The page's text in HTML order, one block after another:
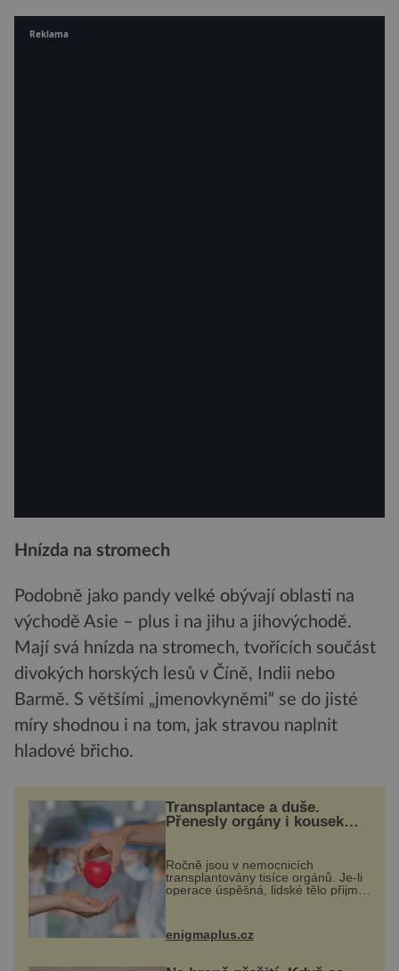
Hnízda na stromech
Podobně jako pandy velké obývají oblasti na
východě Asie – plus i na jihu a jihovýchodě.
Mají svá hnízda na stromech, tvořících součást
divokých horských lesů v Číně, Indii nebo
Barmě. S většími „jmenovkyněmi“ se do jisté
míry shodnou i na tom, jak stravou naplnit
hladové břicho.
Transplantace a duše.
Přenesly orgány i kousek
Ročně jsou v nemocnicích
transplantovány tisíce orgánů. Je-li
operace úspěšná, lidské tělo přijme
co když při transplantaci
nepřijímám...
enigmaplus.cz
Reklama